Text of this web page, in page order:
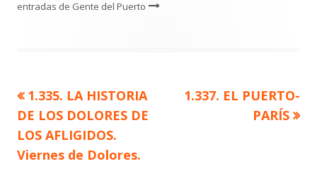
entradas de Gente del Puerto
Navegación
de
entradas
Artículo
anterior
1.335. LA HISTORIA
DE LOS DOLORES DE
LOS AFLIGIDOS.
Viernes de Dolores.
Artículo
1.337. EL PUERTO-
PARÍS